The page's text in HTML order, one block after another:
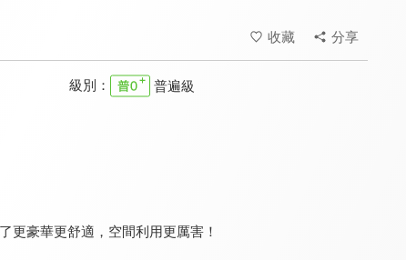
收藏 分享
級別： 普遍級
更豪華更舒適，空間利用更厲害！